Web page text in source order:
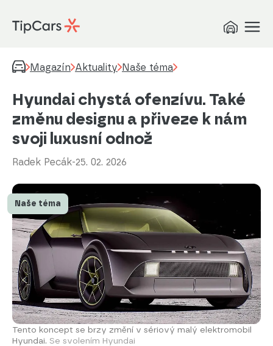
Magazín Aktuality Naše téma
Hyundai chystá ofenzívu. Také
změnu designu a přiveze k nám
svoji luxusní odnož
Radek Pecák-25. 02. 2026
Tento koncept se brzy změní v sériový malý elektromobil
Hyundai. Se svolením Hyundai
Naše téma